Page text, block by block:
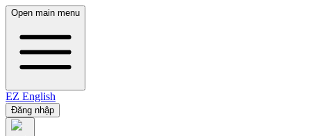
Open main menu
EZ English
Đăng nhập